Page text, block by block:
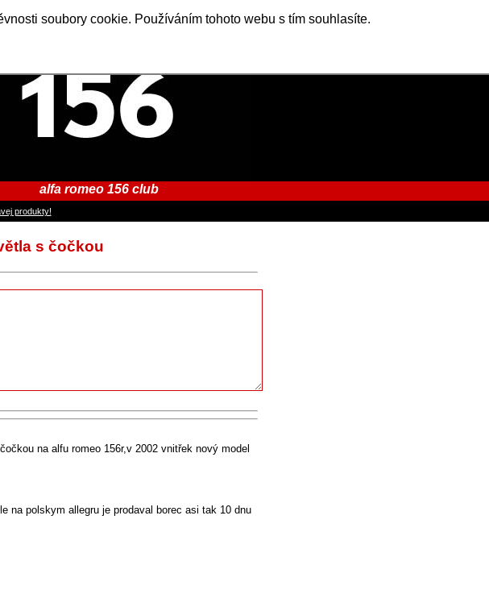
soubory cookie. Používáním tohoto webu s tím souhlasíte.
Club
alfa romeo 156 club
produkty!
s čočkou
na alfu romeo 156r,v 2002 vnitřek nový model
na polskym allegru je prodaval borec asi tak 10 dnu